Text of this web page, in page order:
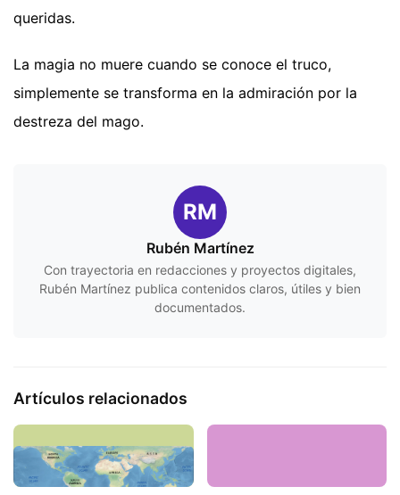
queridas.
La magia no muere cuando se conoce el truco,
simplemente se transforma en la admiración por la
destreza del mago.
RM
Rubén Martínez
Con trayectoria en redacciones y proyectos digitales,
Rubén Martínez publica contenidos claros, útiles y bien
documentados.
Artículos relacionados